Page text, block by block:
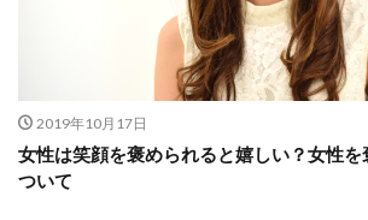
2019年10月17日
女性は笑顔を褒められると嬉しい？女性を
ついて